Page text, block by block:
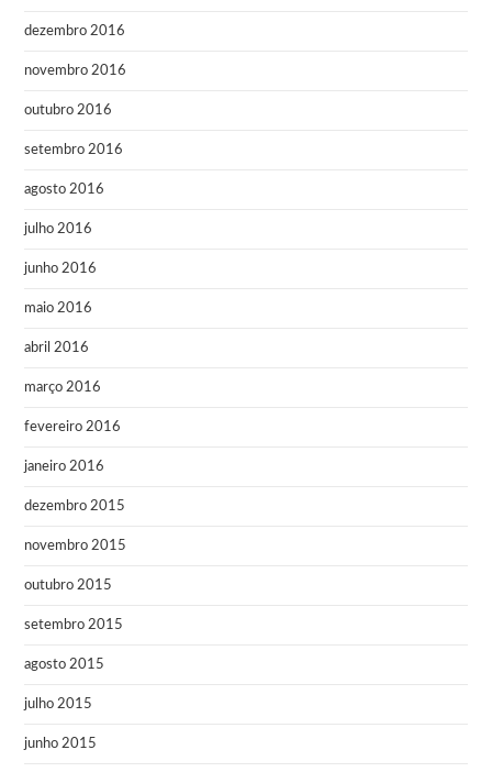
dezembro 2016
novembro 2016
outubro 2016
setembro 2016
agosto 2016
julho 2016
junho 2016
maio 2016
abril 2016
março 2016
fevereiro 2016
janeiro 2016
dezembro 2015
novembro 2015
outubro 2015
setembro 2015
agosto 2015
julho 2015
junho 2015